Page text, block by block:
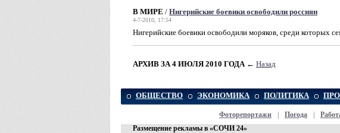
В МИРЕ / Нигерийские боевики освободили россиян
4-7-2010, 17:54
Нигерийские боевики освободили моряков, среди которых
АРХИВ ЗА 4 ИЮЛЯ 2010 ГОДА ← Назад
ОБЩЕСТВО ЭКОНОМИКА ПОЛИТИКА
Фоторепортажи Погода
Размещение рекламы в «СОЧИ 24»